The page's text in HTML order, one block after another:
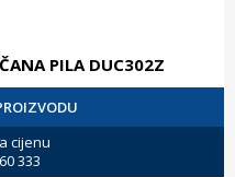
PILA DUC302Z
cijenu
333